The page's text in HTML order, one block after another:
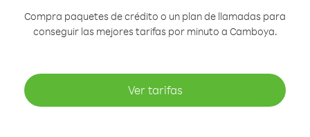
Compra paquetes de crédito o un plan de llamadas para
conseguir las mejores tarifas por minuto a Camboya.
Ver tarifas